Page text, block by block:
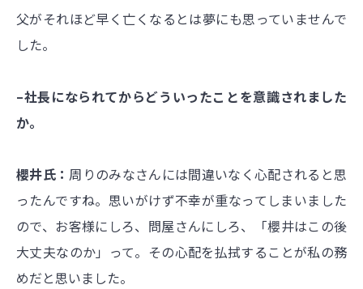
父がそれほど早く亡くなるとは夢にも思っていませんで
した。
–社長になられてからどういったことを意識されました
か。
櫻井氏： 周りのみなさんには間違いなく心配されると思
ったんですね。思いがけず不幸が重なってしまいました
ので、お客様にしろ、問屋さんにしろ、「櫻井はこの後
大丈夫なのか」って。その心配を払拭することが私の務
めだと思いました。